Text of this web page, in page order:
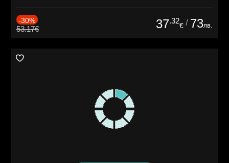
-30%
53.17€ 37.32
€ / 73лв.